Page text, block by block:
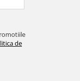
de